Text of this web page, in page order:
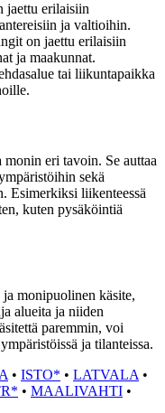
jaettu erilaisiin
ja valtioihin.
on jaettu erilaisiin
ja maakunnat.
tai liikuntapaikka
monin eri tavoin. Se auttaa
sekä
Esimerkiksi liikenteessä
kuten pysäköintiä
monipuolinen käsite,
alueita ja niiden
paremmin, voi
ja tilanteissa.
• ISTO* • LATVALA •
• MAALIVAHTI •